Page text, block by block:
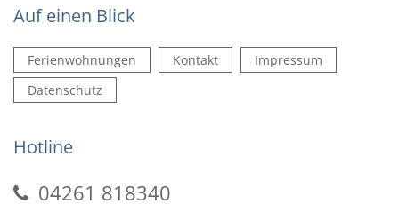
Auf einen Blick
Ferienwohnungen Kontakt
Impressum
Datenschutz
Hotline
04261 818340